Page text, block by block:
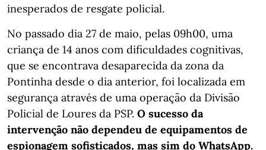
inesperados de resgate policial.
No passado dia 27 de maio, pelas 09h00, uma
criança de 14 anos com dificuldades cognitivas,
que se encontrava desaparecida da zona da
Pontinha desde o dia anterior, foi localizada em
segurança através de uma operação da Divisão
Policial de Loures da PSP. O sucesso da
intervenção não dependeu de equipamentos de
espionagem sofisticados, mas sim do WhatsApp.